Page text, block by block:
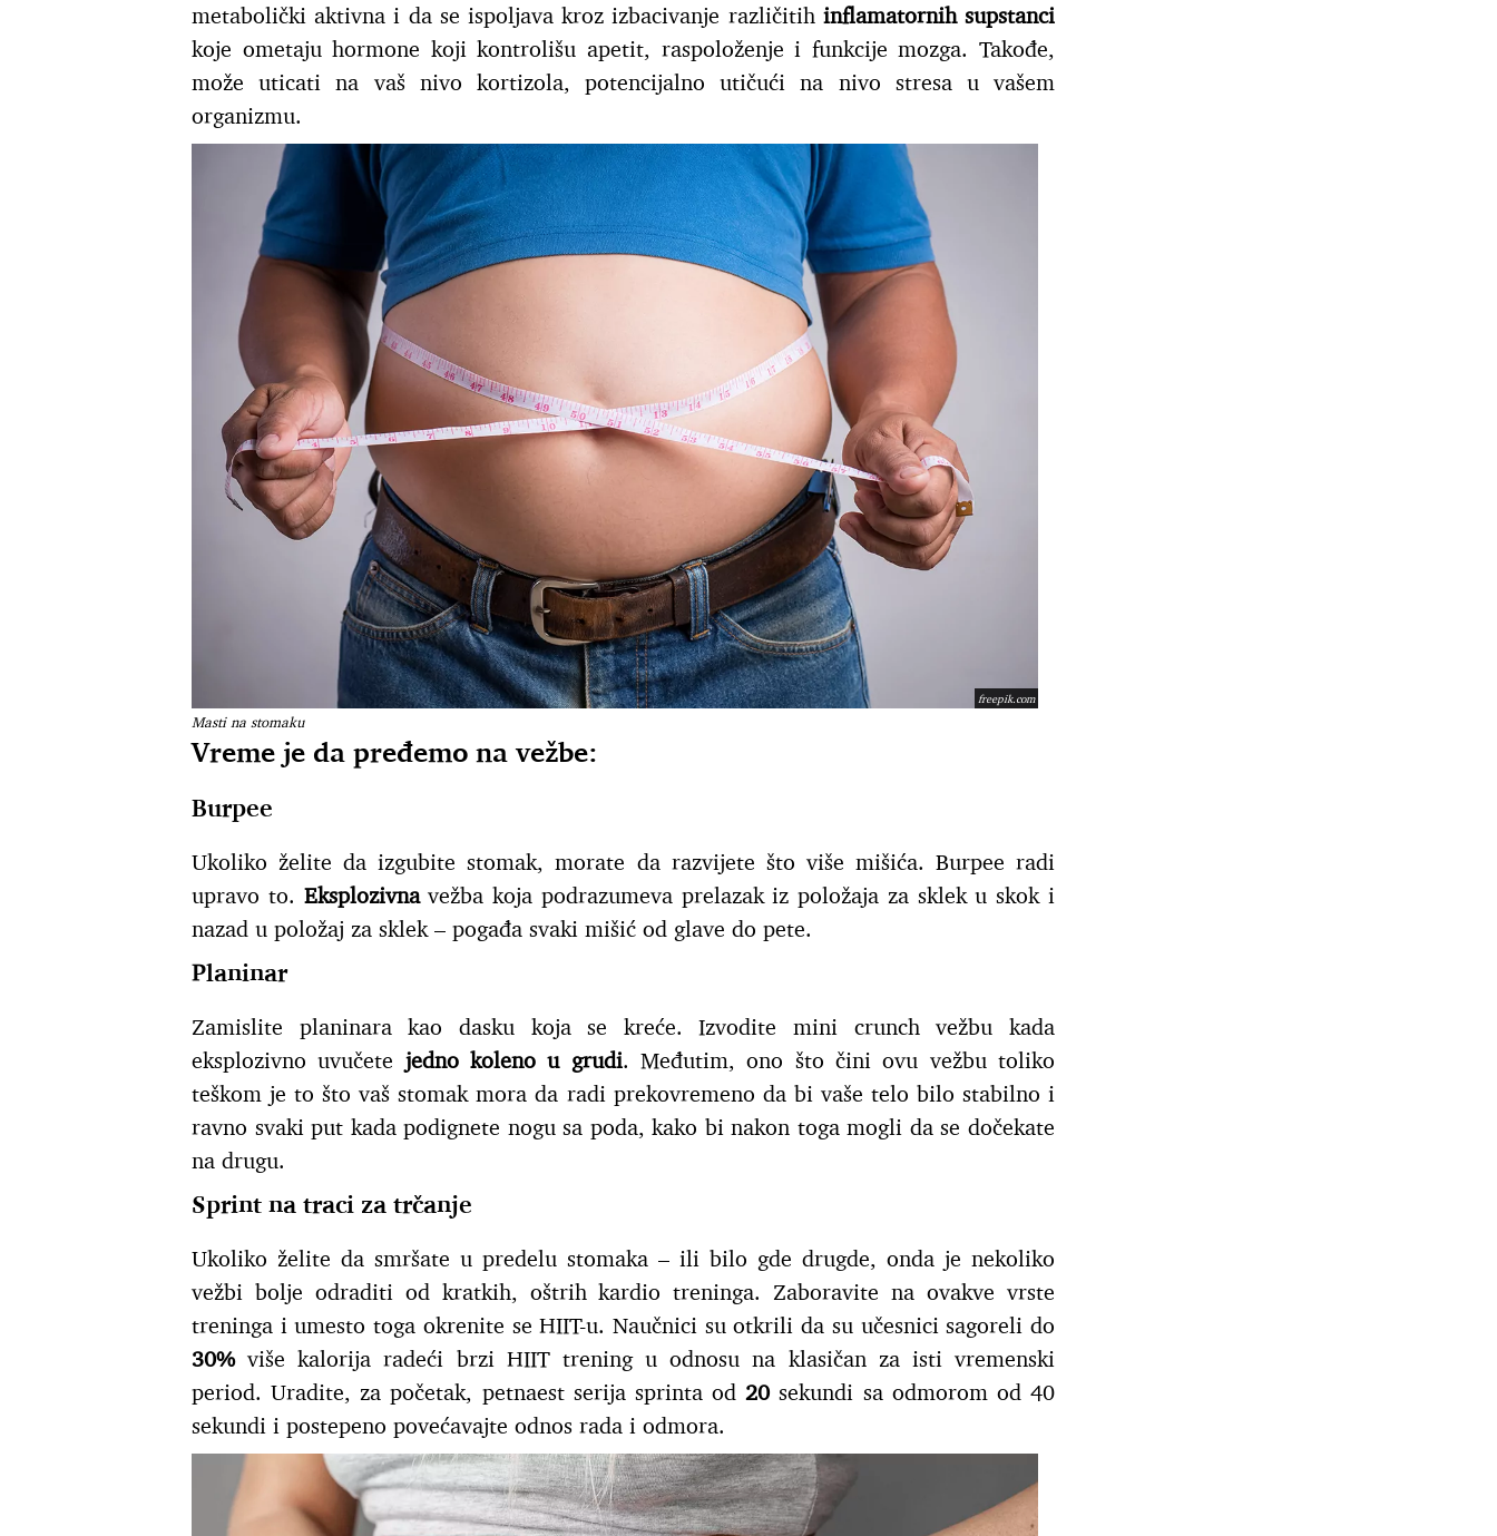
metabolički aktivna i da se ispoljava kroz izbacivanje različitih inflamatornih supstanci
koje ometaju hormone koji kontrolišu apetit, raspoloženje i funkcije mozga. Takođe,
može uticati na vaš nivo kortizola, potencijalno utičući na nivo stresa u vašem
organizmu.
Masti na stomaku
freepik.com
Vreme je da pređemo na vežbe:
Burpee
Ukoliko želite da izgubite stomak, morate da razvijete što više mišića. Burpee radi
upravo to. Eksplozivnavežba koja podrazumeva prelazak iz položaja za sklek u skok i
nazad u položaj za sklek – pogađa svaki mišić od glave do pete.
Planinar
Zamislite planinara kao dasku koja se kreće. Izvodite mini crunch vežbu kada
eksplozivno uvučete jedno koleno u grudi. Međutim, ono što čini ovu vežbu toliko
teškom je to što vaš stomak mora da radi prekovremeno da bi vaše telo bilo stabilno i
ravno svaki put kada podignete nogu sa poda, kako bi nakon toga mogli da se dočekate
na drugu.
Sprint na traci za trčanje
Ukoliko želite da smršate u predelu stomaka – ili bilo gde drugde, onda je nekoliko
vežbi bolje odraditi od kratkih, oštrih kardio treninga. Zaboravite na ovakve vrste
treninga i umesto toga okrenite se HIIT-u. Naučnici su otkrili da su učesnici sagoreli do
30%više kalorija radeći brzi HIIT trening u odnosu na klasičan za isti vremenski
period. Uradite, za početak, petnaest serija sprinta od20 sekundi sa odmorom od 40
sekundi i postepeno povećavajte odnos rada i odmora.